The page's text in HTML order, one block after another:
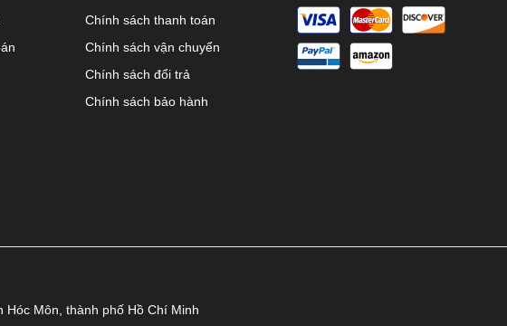
Chính sách thanh toán
Chính sách vận chuyển
Chính sách đổi trả
Chính sách bảo hành
Hóc Môn, thành phố Hồ Chí Minh